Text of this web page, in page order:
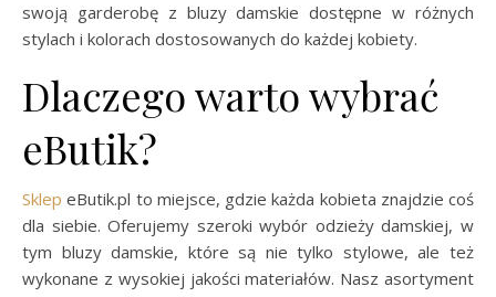
swoją garderobę z bluzy damskie dostępne w różnych
stylach i kolorach dostosowanych do każdej kobiety.
Dlaczego warto wybrać
eButik?
Sklep eButik.pl to miejsce, gdzie każda kobieta znajdzie coś
dla siebie. Oferujemy szeroki wybór odzieży damskiej, w
tym bluzy damskie, które są nie tylko stylowe, ale też
wykonane z wysokiej jakości materiałów. Nasz asortyment